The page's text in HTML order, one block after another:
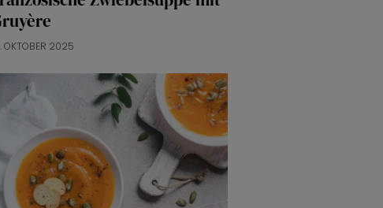
OKTOBER 2025